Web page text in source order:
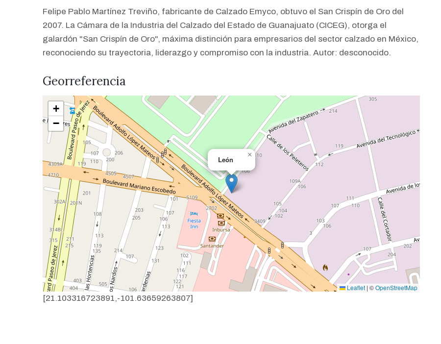
Felipe Pablo Martínez Treviño, fabricante de Calzado Emyco, obtuvo el San Crispín de Oro del
2007. La Cámara de la Industria del Calzado del Estado de Guanajuato (CICEG), otorga el
galardón "San Crispín de Oro", máxima distinción para empresarios del sector calzado en México,
reconociendo su trayectoria, liderazgo y compromiso con la industria. Autor: desconocido.
Georreferencia
León
×
+
−
Leaflet | ©OpenStreetMap
[21.103316723891,-101.63659263807]